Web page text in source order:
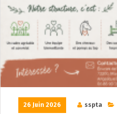
26 Juin 2026 sspta